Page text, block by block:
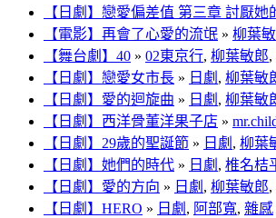
【日劇】戀愛偏差值 第三章 討厭她
【電影】再會了心愛的流氓 » 柳葉
【舞台劇】40 » 02東京行, 柳葉敏郎,
【日劇】戀愛女市長 » 日劇 , 柳葉敏
【日劇】愛的迴旋曲 » 日劇 , 柳葉敏
【日劇】西洋骨董洋果子店 »
【日劇】29歲的聖誕節 » 日劇 , 柳葉
【日劇】她們的時代 » 日劇 , 椎名桔
【日劇】愛的方向 » 日劇 , 柳葉敏郎,
【日劇】HERO » 日劇 , 阿部寬, 雜感